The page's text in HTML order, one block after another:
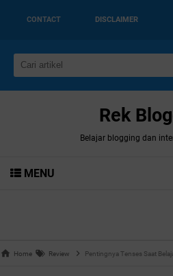
CONTACT DISCLAIMER
Rek
Belajar blogging dan
MENU
Home Review Pentingnya Tenses Saat